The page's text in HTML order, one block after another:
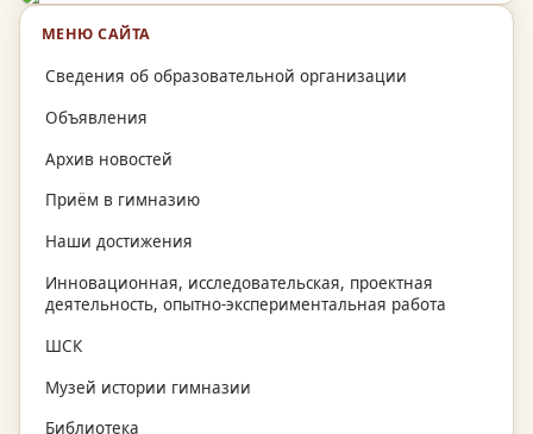
МЕНЮ САЙТА
Сведения об образовательной организации
Объявления
Архив новостей
Приём в гимназию
Наши достижения
Инновационная, исследовательская, проектная
деятельность, опытно-экспериментальная работа
ШСК
Музей истории гимназии
Библиотека